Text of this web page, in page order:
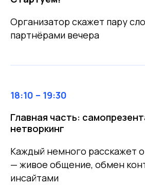
Организатор скажет пару
партнёрами вечера
18:10 – 19:30
Главная часть:
нетворкинг
Каждый немного расскажет
— живое общение, обмен
инсайтами